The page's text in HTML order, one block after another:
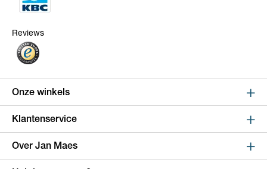
Reviews
Onze winkels
Sint Niklaas
Kapelstraat 100, shop 123
9100 Sint-Niklaas
Klantenservice
Online bestellen en betalen
Over Jan Maes